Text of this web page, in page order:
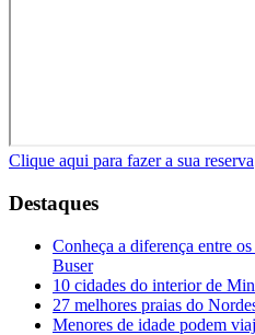
Clique aqui para fazer a sua reserva
Destaques
Conheça a diferença entre
Buser
10 cidades do interior de
27 melhores praias do
Menores de idade podem